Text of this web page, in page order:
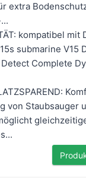
extra Bodenschutz
kompatibel mit
submarine V15
Complete
von Staubsauger